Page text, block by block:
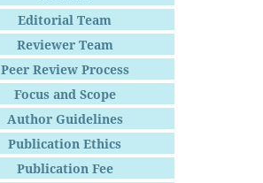
Editorial Team
Reviewer Team
Peer Review Process
Focus and Scope
Author Guidelines
Publication Ethics
Publication Fee